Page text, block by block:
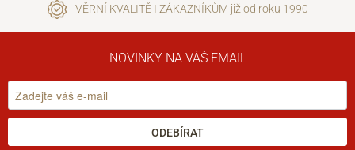
VĚRNÍ KVALITĚ I ZÁKAZNÍKŮM již od roku 1990
NOVINKY NA VÁŠ EMAIL
ODEBÍRAT